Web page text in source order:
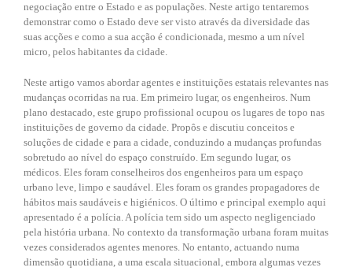
negociação entre o Estado e as populações. Neste artigo tentaremos
demonstrar como o Estado deve ser visto através da diversidade das
suas acções e como a sua acção é condicionada, mesmo a um nível
micro, pelos habitantes da cidade.
Neste artigo vamos abordar agentes e instituições estatais relevantes nas
mudanças ocorridas na rua. Em primeiro lugar, os engenheiros. Num
plano destacado, este grupo profissional ocupou os lugares de topo nas
instituições de governo da cidade. Propôs e discutiu conceitos e
soluções de cidade e para a cidade, conduzindo a mudanças profundas
sobretudo ao nível do espaço construído. Em segundo lugar, os
médicos. Eles foram conselheiros dos engenheiros para um espaço
urbano leve, limpo e saudável. Eles foram os grandes propagadores de
hábitos mais saudáveis e higiénicos. O último e principal exemplo aqui
apresentado é a polícia. A polícia tem sido um aspecto negligenciado
pela história urbana. No contexto da transformação urbana foram muitas
vezes considerados agentes menores. No entanto, actuando numa
dimensão quotidiana, a uma escala situacional, embora algumas vezes